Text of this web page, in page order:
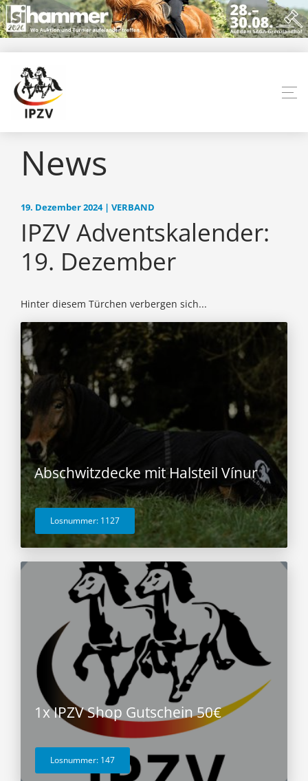
News
19. Dezember 2024 | VERBAND
IPZV Adventskalender:
19. Dezember
Hinter diesem Türchen verbergen sich...
Abschwitzdecke mit Halsteil Vínur
Losnummer: 1127
1x IPZV Shop Gutschein 50€
Losnummer: 147